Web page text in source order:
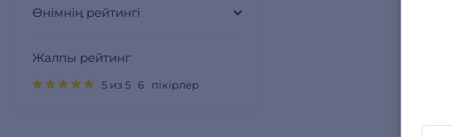
Өнімнің рейтингі
Жалпы рейтинг
5 из 5 6 пікірлер